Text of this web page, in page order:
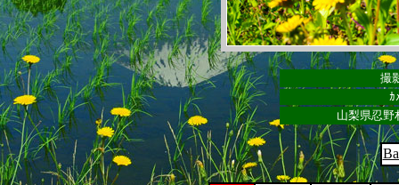
撮
ｶ
山梨県忍野